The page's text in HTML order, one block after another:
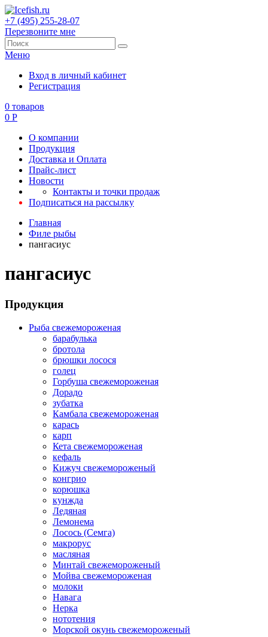
+7 (495) 255-28-07
Перезвоните мне
Меню
Вход в личный кабинет
Регистрация
0 товаров
0 Р
О компании
Продукция
Доставка и Оплата
Прайс-лист
Новости
Контакты и точки продаж
Подписаться на рассылку
Главная
Филе рыбы
пангасиус
пангасиус
Продукция
Рыба свежемороженая
барабулька
бротола
брюшки лосося
голец
Горбуша свежемороженая
Дорадо
зубатка
Камбала свежемороженая
карась
карп
Кета свежемороженая
кефаль
Кижуч свежемороженый
конгрио
корюшка
кунжда
Ледяная
Лемонема
Лосось (Семга)
макрорус
масляная
Минтай свежемороженый
Мойва свежемороженая
молоки
Навага
Нерка
нототения
Морской окунь свежемороженый